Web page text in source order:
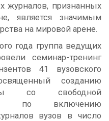
журналов, признанных
является значимым
на мировой арене.
года группа ведущих
семинар-тренинг
41 вузовского
созданию
со свободной
по включению
вузов в число